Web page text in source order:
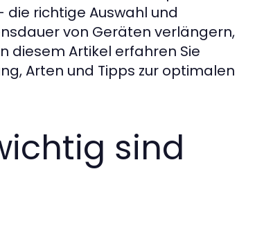
richtige Auswahl und
von Geräten verlängern,
diesem Artikel erfahren Sie
Arten und Tipps zur optimalen
sind